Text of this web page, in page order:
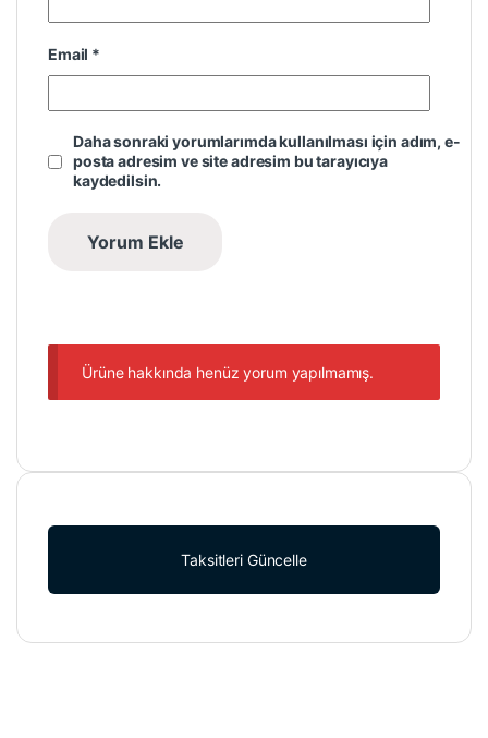
Email *
Daha sonraki yorumlarımda kullanılması için adım, e-
posta adresim ve site adresim bu tarayıcıya
kaydedilsin.
Ürüne hakkında henüz yorum yapılmamış.
Taksitleri Güncelle